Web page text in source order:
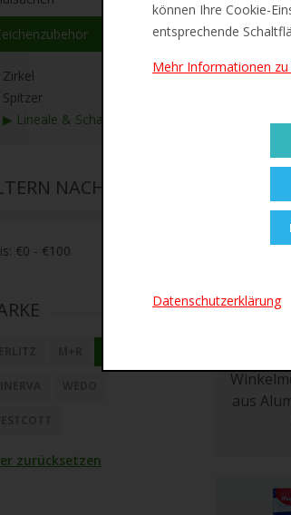
können Ihre Cookie-
entsprechende
Mehr Informationen zu
Datenschutzerklärung
Zirkel
Spitzer
▶ Lineale & Schablonen
NACH PREIS
zurücksetzen
aus